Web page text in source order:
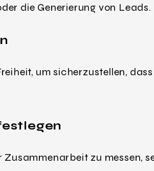
die Generierung von Leads.
um sicherzustellen,
zu messen,